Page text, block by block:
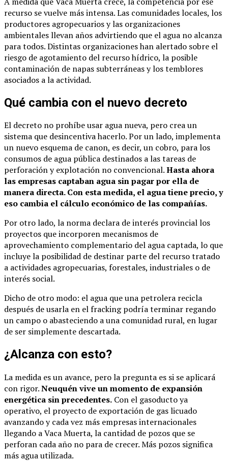
recurso se vuelve más intensa. Las comunidades locales, los
productores agropecuarios y las organizaciones
ambientales llevan años advirtiendo que el agua no alcanza
para todos. Distintas organizaciones han alertado sobre el
riesgo de agotamiento del recurso hídrico, la posible
contaminación de napas subterráneas y los temblores
asociados a la actividad.
Qué cambia con el nuevo decreto
El decreto no prohíbe usar agua nueva, pero crea un
sistema que desincentiva hacerlo. Por un lado, implementa
un nuevo esquema de canon, es decir, un cobro, para los
consumos de agua pública destinados a las tareas de
perforación y explotación no convencional.Hasta ahora
las empresas captaban agua sin pagar por ella de
manera directa. Con esta medida, el agua tiene precio, y
eso cambia el cálculo económico de las compañías.
Por otro lado, la norma declara de interés provincial los
proyectos que incorporen mecanismos de
aprovechamiento complementario del agua captada, lo que
incluye la posibilidad de destinar parte del recurso tratado
a actividades agropecuarias, forestales, industriales o de
interés social.
Dicho de otro modo: el agua que una petrolera recicla
después de usarla en el fracking podría terminar regando
un campo o abasteciendo a una comunidad rural, en lugar
de ser simplemente descartada.
¿Alcanza con esto?
La medida es un avance, pero la pregunta es si se aplicará
con rigor.Neuquén vive un momento de expansión
energética sin precedentes. Con el gasoducto ya
operativo, el proyecto de exportación de gas licuado
avanzando y cada vez más empresas internacionales
llegando a Vaca Muerta, la cantidad de pozos que se
perforan cada año no para de crecer. Más pozos significa
más agua utilizada.